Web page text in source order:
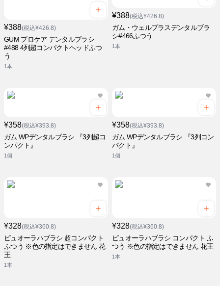
¥388(税込¥426.8)
GUM プロケア デンタルブラシ
#488 4列超コンパクトヘッドふつ
う
1本
¥388(税込¥426.8)
ガム・ウェルプラスデンタルブラ
シ#466ふつう
1本
¥358(税込¥393.8)
ガム WPデンタルブラシ 『3列超コ
ンパクト』
1個
¥358(税込¥393.8)
ガム WPデンタルブラシ 『3列コン
パクト』
1個
¥328(税込¥360.8)
ピュオーラハブラシ 超コンパクト
ふつう ※色の指定はできません 花
王
1本
¥328(税込¥360.8)
ピュオーラハブラシ コンパクト ふ
つう ※色の指定はできません 花王
1本